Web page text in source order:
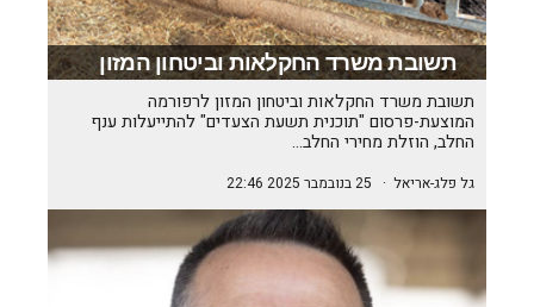
תשובת משרד החקלאות וביטחון המזון
תשובת משרד החקלאות וביטחון המזון לרפורמה
המוצעת-פרסום "תוכנית תשעת הצעדים" להתייעלות ענף
החלב, הוזלת מחירי החלב…
גל פלג-אריאל · 25 בנובמבר 2025 22:46